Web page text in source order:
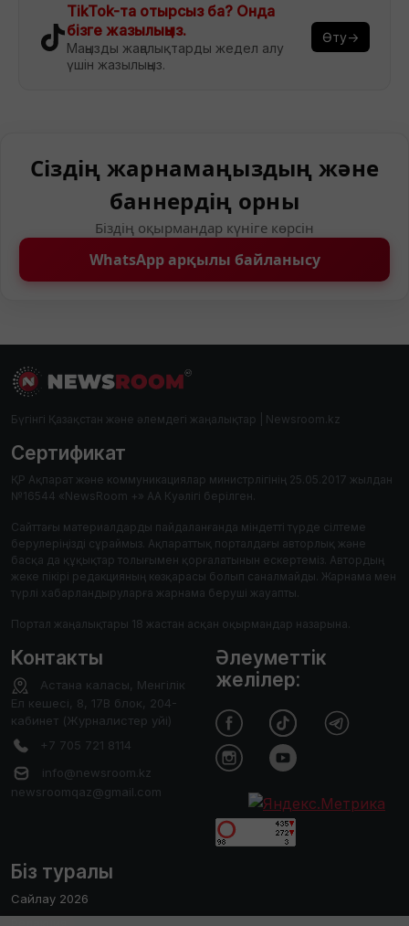
TikTok-та отырсыз ба? Онда
бізге жазылыңыз.
Маңызды жаңалықтарды жедел алу
үшін жазылыңыз.
Өту→
Сіздің жарнамаңыздың және
баннердің орны
Біздің оқырмандар күніге көрсін
WhatsApp арқылы байланысу
Бүгінгі Қазақстан және әлемдегі жаңалықтар | Newsroom.kz
Сертификат
ҚР Ақпарат және коммуникациялар министрлігінің 25.05.2017 жылдан
№16544 «NewsRoom +» АА Куәлігі берілген.
Сайттағы материалдарды пайдаланғанда міндетті түрде сілтеме
берулеріңізді сұраймыз. Ақпараттық порталдағы авторлық және
басқа да құқықтар толығымен қорғалатынын ескертеміз. Автордың
жеке пікірі редакцияның көзқарасы болып саналмайды. Жарнама мен
түрлі хабарландыруларға жарнама беруші жауапты.
Портал жаңалықтары 18 жастан асқан оқырмандар назарына.
Контакты
Астана каласы, Менгілік
Ел кешесі, 8, 17В блок, 204-
кабинет (Журналистер уйі)
+7 705 721 8114
info@newsroom.kz
newsroomqaz@gmail.com
Біз туралы
Сайлау 2026
Әлеуметтік
желілер: